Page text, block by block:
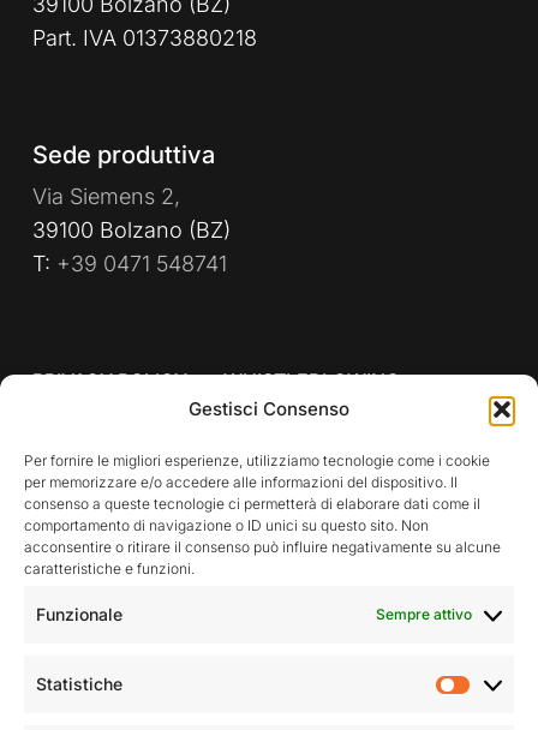
Gestisci Consenso
Per fornire le migliori esperienze, utilizziamo tecnologie come i cookie
per memorizzare e/o accedere alle informazioni del dispositivo. Il
consenso a queste tecnologie ci permetterà di elaborare dati come il
comportamento di navigazione o ID unici su questo sito. Non
acconsentire o ritirare il consenso può influire negativamente su alcune
caratteristiche e funzioni.
Funzionale Sempre attivo
Statistiche
Part. IVA 01373880218
Sede produttiva
Via Siemens 2,
39100 Bolzano (BZ)
T: +39 0471 548741
PRIVACY POLICY
WHISTLEBLOWING
Rimani aggiornato sulle nostre attività